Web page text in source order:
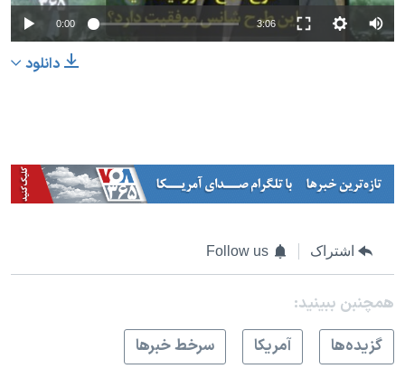
0:00 3:06
دانلود
اشتراک Follow us
همچنبن ببینید:
گزيده‌ها
آمريکا سرخط خبرها